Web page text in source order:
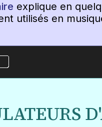
explique en
utilisés en